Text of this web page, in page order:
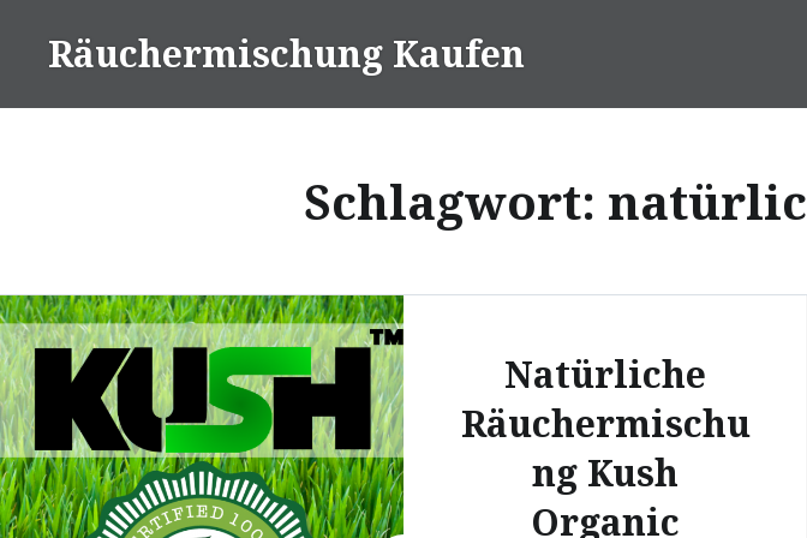
Räuchermischung Kaufen
Schlagwort:
Natürliche
Räuchermischu
ng Kush
Organic